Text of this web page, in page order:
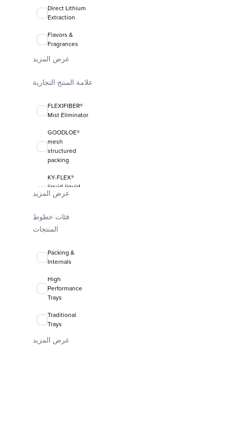
Direct Lithium
Extraction
Flavors &
Fragrances
عرض المزيد
علامة المنتج التجارية
FLEXIFIBER®
Mist Eliminator
GOODLOE®
mesh
structured
packing
KY-FLEX®
liquid-liquid
coalescing
FLEXIRING®
random
عرض المزيد
فئات خطوط
المنتجات
Packing &
Internals
High
Performance
Trays
Traditional
Trays
Valve Trays
عرض المزيد